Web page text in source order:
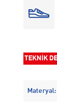
TEKNİK
Materyal: